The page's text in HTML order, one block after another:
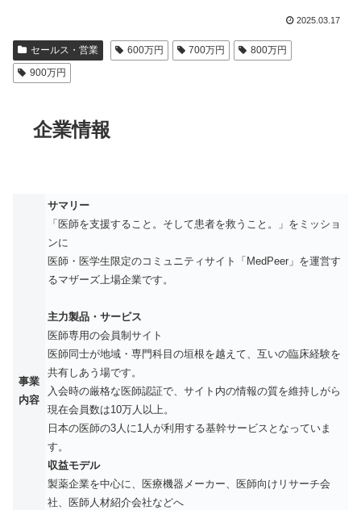
2025.03.17
セールス・営業 600万円 700万円
800万円
900万円
企業情報
事業
内容
サマリー
「医師を支援すること。そして患者を救うこと。」をミッショ
ンに
医師・医学生限定のコミュニティサイト「MedPeer」を運営す
るマザーズ上場企業です。
主力製品・サービス
医師専用の会員制サイト
医師同士が地域・専門科目の垣根を越えて、互いの臨床経験を
共有しあう場です。
入会時の厳格な医師認証で、サイト内の情報の質を維持しがら
現在会員数は10万人以上。
日本の医師の3人に1人が利用する基幹サービスとなっていま
す。
収益モデル
製薬企業を中心に、医療機器メーカー、医師向けリサーチ会
社、医師人材紹介会社などへ